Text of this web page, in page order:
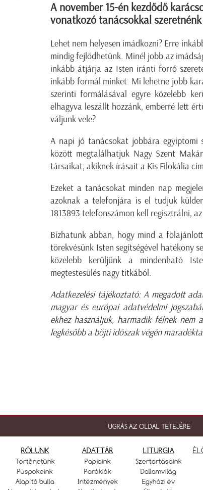
A november 15-én kezdődő
vonatkozó tanácsokkal
Lehet nem helyesen imádkozni? Erre
mindig fejlődhetünk. Minél jobb az
inkább átjárja az Isten iránti forró
inkább formál minket. Mi lehetne jobb
szerinti formálásával egyre közelebb
elhagyva leszállt hozzánk, emberré lett
váljunk vele?
A napi jó tanácsokat jobbára egyiptomi
között megtalálhatjuk Nagy Szent
társaikat, akiknek írásait a Kis Filokália
Ezeket a tanácsokat minden nap
azoknak a telefonjára is el tudjuk
1813893 telefonszámon kell regisztrálni,
Bízhatunk abban, hogy mind a
törekvésünk Isten segítségével hatékony
közelebb kerüljünk a mindenható
megtestesülés nagy titkából.
Adatkezelési tájékoztató: A megadott
magyar és európai adatvédelmi
ekhez használjuk, harmadik félnek
legkésőbb a böjti időszak végén
UGRÁS AZ OLDAL TETEJÉRE
RÓLUNK
Történetünk
Püspökeink
Alapító bulla
ADATTÁR
Papjaink
Parókiák
Intézmények
LITURGIA
Szertartásaink
Dallamvilág
Egyházi év